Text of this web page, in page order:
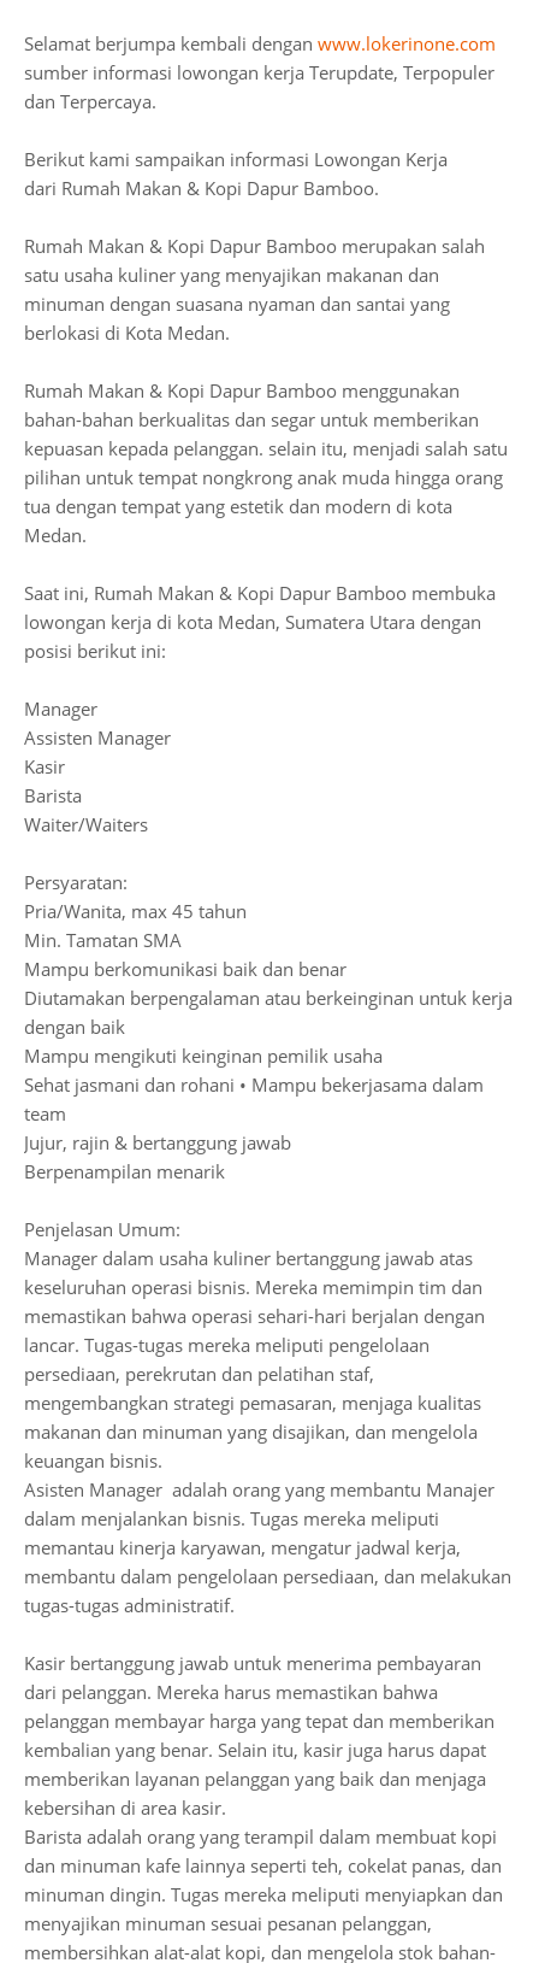
Selamat berjumpa kembali dengan www.lokerinone.com
sumber informasi lowongan kerja Terupdate, Terpopuler
dan Terpercaya.
Berikut kami sampaikan informasi Lowongan Kerja
dari Rumah Makan & Kopi Dapur Bamboo.
Rumah Makan & Kopi Dapur Bamboo merupakan salah
satu usaha kuliner yang menyajikan makanan dan
minuman dengan suasana nyaman dan santai yang
berlokasi di Kota Medan.
Rumah Makan & Kopi Dapur Bamboo menggunakan
bahan-bahan berkualitas dan segar untuk memberikan
kepuasan kepada pelanggan. selain itu, menjadi salah satu
pilihan untuk tempat nongkrong anak muda hingga orang
tua dengan tempat yang estetik dan modern di kota
Medan.
Saat ini, Rumah Makan & Kopi Dapur Bamboo membuka
lowongan kerja di kota Medan, Sumatera Utara dengan
posisi berikut ini:
Manager
Assisten Manager
Kasir
Barista
Waiter/Waiters
Persyaratan:
Pria/Wanita, max 45 tahun
Min. Tamatan SMA
Mampu berkomunikasi baik dan benar
Diutamakan berpengalaman atau berkeinginan untuk kerja
dengan baik
Mampu mengikuti keinginan pemilik usaha
Sehat jasmani dan rohani • Mampu bekerjasama dalam
team
Jujur, rajin & bertanggung jawab
Berpenampilan menarik
Penjelasan Umum:
Manager dalam usaha kuliner bertanggung jawab atas
keseluruhan operasi bisnis. Mereka memimpin tim dan
memastikan bahwa operasi sehari-hari berjalan dengan
lancar. Tugas-tugas mereka meliputi pengelolaan
persediaan, perekrutan dan pelatihan staf,
mengembangkan strategi pemasaran, menjaga kualitas
makanan dan minuman yang disajikan, dan mengelola
keuangan bisnis.
Asisten Manager adalah orang yang membantu Manajer
dalam menjalankan bisnis. Tugas mereka meliputi
memantau kinerja karyawan, mengatur jadwal kerja,
membantu dalam pengelolaan persediaan, dan melakukan
tugas-tugas administratif.
Kasir bertanggung jawab untuk menerima pembayaran
dari pelanggan. Mereka harus memastikan bahwa
pelanggan membayar harga yang tepat dan memberikan
kembalian yang benar. Selain itu, kasir juga harus dapat
memberikan layanan pelanggan yang baik dan menjaga
kebersihan di area kasir.
Barista adalah orang yang terampil dalam membuat kopi
dan minuman kafe lainnya seperti teh, cokelat panas, dan
minuman dingin. Tugas mereka meliputi menyiapkan dan
menyajikan minuman sesuai pesanan pelanggan,
membersihkan alat-alat kopi, dan mengelola stok bahan-